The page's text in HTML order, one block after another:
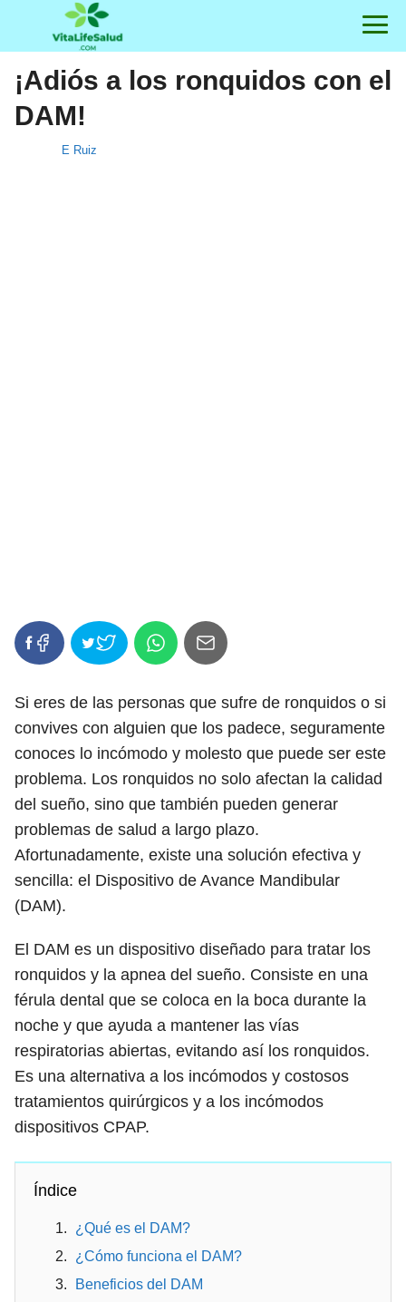
¡Adiós a los ronquidos con el
DAM!
E Ruiz
Si eres de las personas que sufre de ronquidos o si
convives con alguien que los padece, seguramente
conoces lo incómodo y molesto que puede ser este
problema. Los ronquidos no solo afectan la calidad
del sueño, sino que también pueden generar
problemas de salud a largo plazo.
Afortunadamente, existe una solución efectiva y
sencilla: el Dispositivo de Avance Mandibular
(DAM).
El DAM es un dispositivo diseñado para tratar los
ronquidos y la apnea del sueño. Consiste en una
férula dental que se coloca en la boca durante la
noche y que ayuda a mantener las vías
respiratorias abiertas, evitando así los ronquidos.
Es una alternativa a los incómodos y costosos
tratamientos quirúrgicos y a los incómodos
dispositivos CPAP.
Índice
¿Qué es el DAM?
¿Cómo funciona el DAM?
Beneficios del DAM